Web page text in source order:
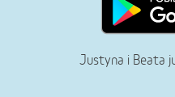
Justyna i Beata